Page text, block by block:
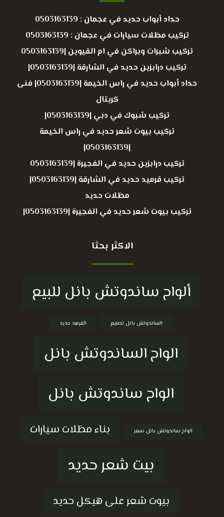
حداد أبواب حديد في عجمان : 0503163139
تركيب مظلات سيارات في عجمان : 0503163139
تركيب شبرات وبراكن في ام القيوين |0503163139
تركيب درابزين حديد في الشارقة |0503163139|
حداد أبواب حديد في راس الخيمة |0503163139| فنى
كريتال
تركيب شبوك في دبي |0503163139|
تركيب بيوت شعر حديد في راس الخيمة
|0503163139|
تركيب درابزين حديد في الفجيرة |0503163139
تركيب قرميد حديد في الشارقة |0503163139|
مظلات حديد
تركيب بيوت شعر حديد في الفجيرة |0503163139|
الاكثر بحثا
ألواح ساندوتش بانل للبيع
الساندوتش بانل تصنيع القرميد حديد
الواح الساندوتش بانل
الواح ساندوتش بانل
الواح ساندوتش بانل سعر بناء مظلات سيارات
بيت شعر حديد
بيوت شعر على هيكل حديد